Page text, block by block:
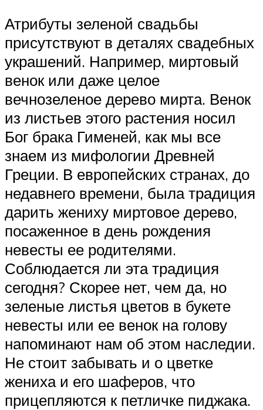
Атрибуты зеленой свадьбы
присутствуют в деталях свадебных
украшений. Например, миртовый
венок или даже целое
вечнозеленое дерево мирта. Венок
из листьев этого растения носил
Бог брака Гименей, как мы все
знаем из мифологии Древней
Греции. В европейских странах, до
недавнего времени, была традиция
дарить жениху миртовое дерево,
посаженное в день рождения
невесты ее родителями.
Соблюдается ли эта традиция
сегодня? Скорее нет, чем да, но
зеленые листья цветов в букете
невесты или ее венок на голову
напоминают нам об этом наследии.
Не стоит забывать и о цветке
жениха и его шаферов, что
прицепляются к петличке пиджака.